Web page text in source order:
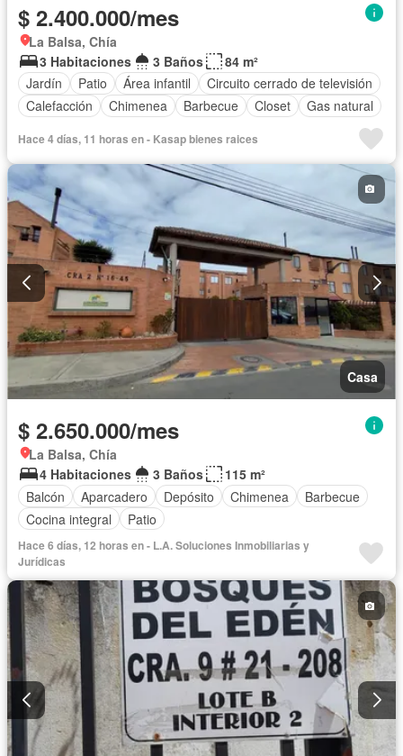
$ 2.400.000/mes
La Balsa, Chía
3 Habitaciones
3 Baños
84 m²
Jardín
Patio Área infantil
Circuito cerrado de televisión
Calefacción
Chimenea Barbecue Closet Gas natural
Hace 4 días, 11 horas en - Kasap bienes raices
Casa
$ 2.650.000/mes
La Balsa, Chía
4 Habitaciones
3 Baños
115 m²
Balcón
Aparcadero Depósito Chimenea
Barbecue
Cocina integral
Patio
Hace 6 días, 12 horas en - L.A. Soluciones Inmobiliarias y
Jurídicas